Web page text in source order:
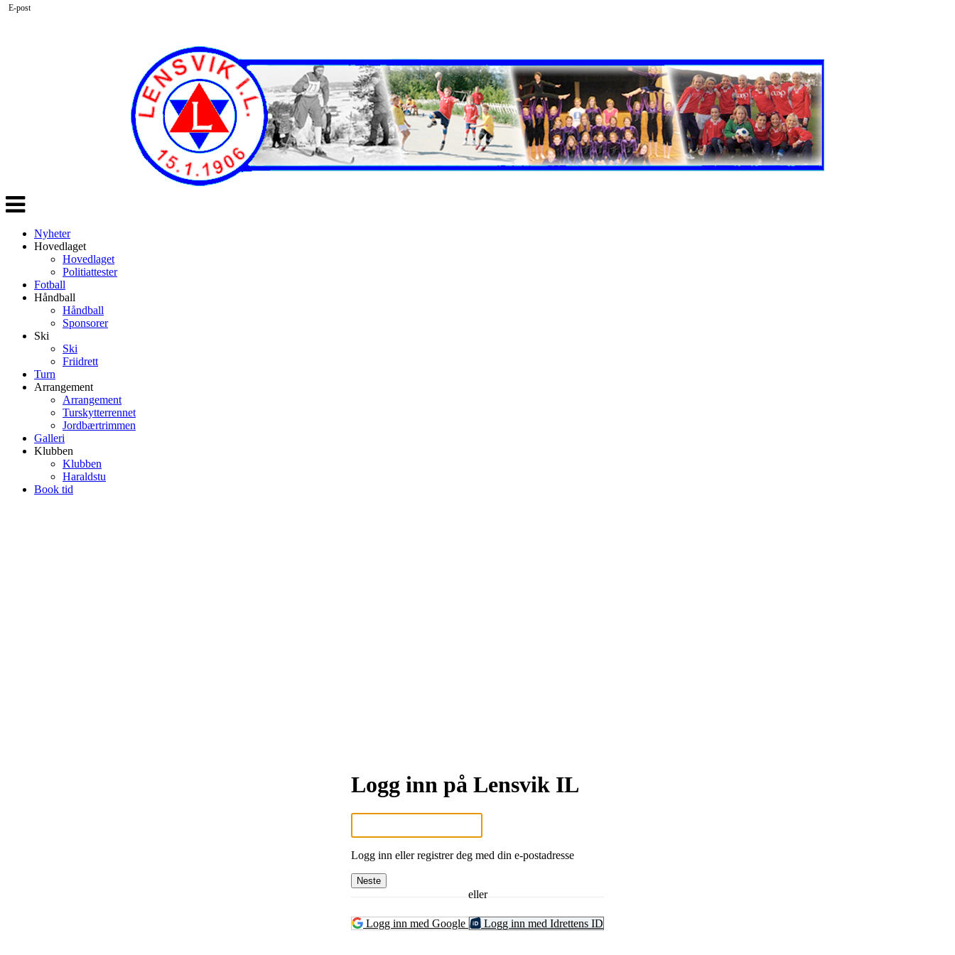
Veksle
navigasjon
Nyheter
Hovedlaget
Hovedlaget
Politiattester
Fotball
Håndball
Håndball
Sponsorer
Ski
Ski
Friidrett
Turn
Arrangement
Arrangement
Turskytterrennet
Jordbærtrimmen
Galleri
Klubben
Klubben
Haraldstu
Book tid
Logg inn på Lensvik IL
E-post
Logg inn eller registrer deg med din e-postadresse
Neste
eller
Logg inn med Google Logg inn med Idrettens ID